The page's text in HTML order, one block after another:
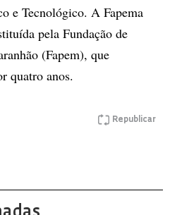
e Tecnológico. A Fapema
pela Fundação de
(Fapem), que
quatro anos.
Republicar